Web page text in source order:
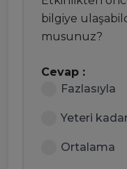
bilgiye
musunuz?
Cevap :
Fazlasıyla
Yeteri
Ortalama